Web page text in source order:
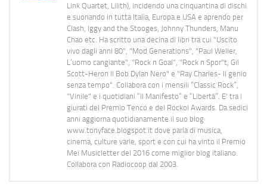
Link Quartet, Lilith), incidendo una cinquantina di dischi
e suonando in tutta Italia, Europa e USA e aprendo per
Clash, Iggy and the Stooges, Johnny Thunders, Manu
Chao etc. Ha scritto una decina di libri tra cui "Uscito
vivo dagli anni 80", "Mod Generations", "Paul Weller,
L’uomo cangiante", "Rock n Goal", "Rock n Spor"t, Gil
Scott-Heron Il Bob Dylan Nero" e "Ray Charles- Il genio
senza tempo". Collabora con i mensili “Classic Rock”,
"Vinile" e i quotidiani “Il Manifesto” e “Libertà”. E' tra i
giurati del Premio Tenco e del Rockol Awards. Da sedici
anni aggiorna quotidianamente il suo blog
www.tonyface.blogspot.it dove parla di musica,
cinema, culture varie, sport e con cui ha vinto il Premio
Mei Musicletter del 2016 come miglior blog italiano.
Collabora con Radiocoop dal 2003.